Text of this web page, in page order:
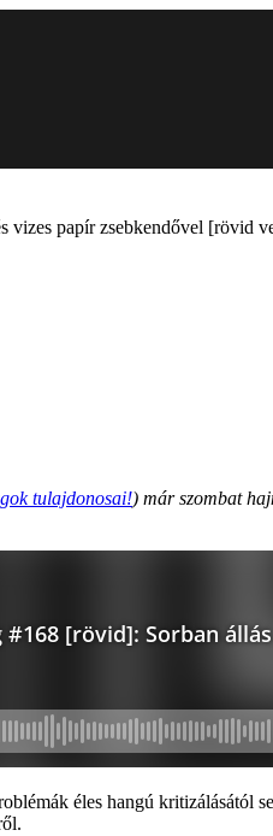
vizes papír zsebkendővel [rövid
tulajdonosai!) már szombat
éles hangú